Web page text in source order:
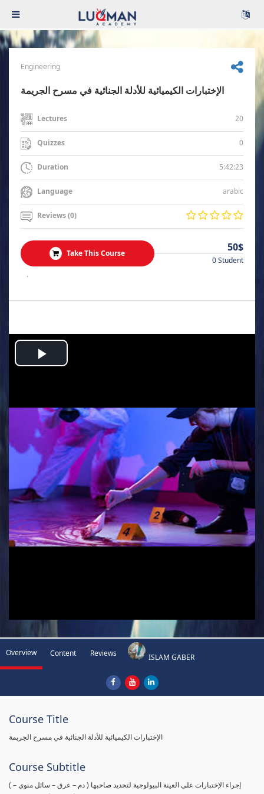
Engineering
الإختبارات الكيميائية للأدلة الجنائية في مسرح الجريمة
Lectures 20
Quizzes 0
Duration 5:42:23
Language arabic
Reviews (0)
Take This Course 50$
0 Student
.
Play
Overview Content Reviews ISLAM GABER
Course Title
الإختبارات الكيميائية للأدلة الجنائية في مسرح الجريمة
Course Subtitle
( إجراء الإختبارات علي العينة البيولوجية لتحديد صاحبها ( دم – عرق – سائل منوي –